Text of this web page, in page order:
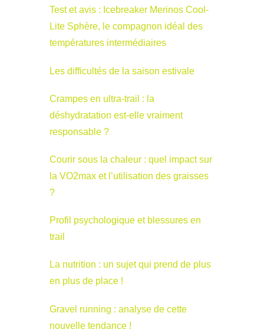
Test et avis : Icebreaker Merinos Cool-
Lite Sphère, le compagnon idéal des
températures intermédiaires
Les difficultés de la saison estivale
Crampes en ultra-trail : la
déshydratation est-elle vraiment
responsable ?
Courir sous la chaleur : quel impact sur
la VO2max et l’utilisation des graisses
?
Profil psychologique et blessures en
trail
La nutrition : un sujet qui prend de plus
en plus de place !
Gravel running : analyse de cette
nouvelle tendance !